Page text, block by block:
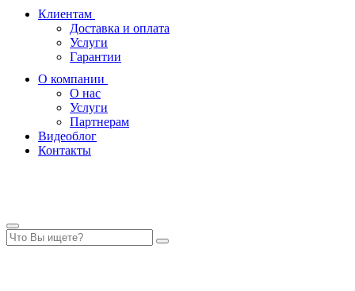
Клиентам
Доставка и оплата
Услуги
Гарантии
О компании
О нас
Услуги
Партнерам
Видеоблог
Контакты